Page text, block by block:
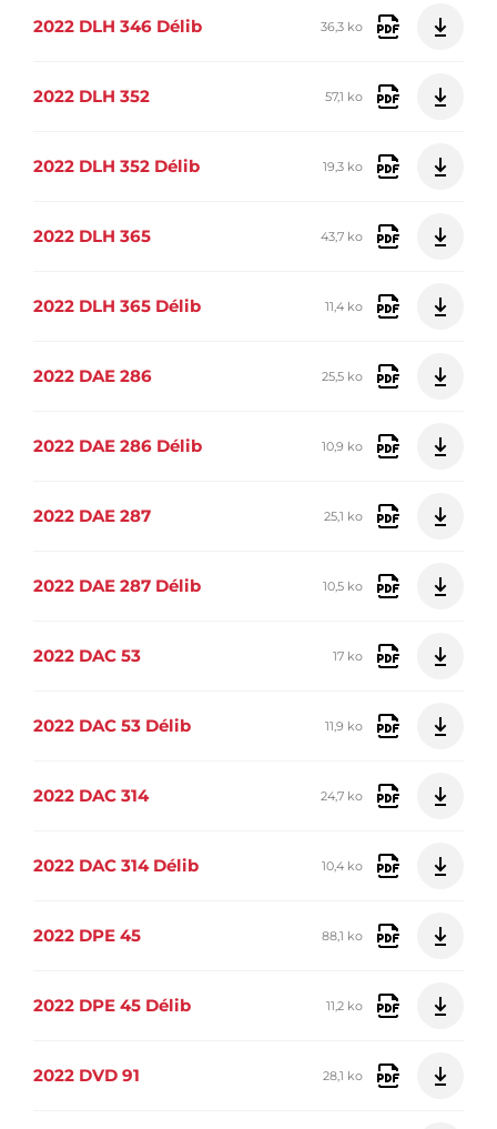
2022 DLH 346 Délib 36,3 ko
2022 DLH 352 57,1 ko
2022 DLH 352 Délib 19,3 ko
2022 DLH 365 43,7 ko
2022 DLH 365 Délib 11,4 ko
2022 DAE 286 25,5 ko
2022 DAE 286 Délib 10,9 ko
2022 DAE 287 25,1 ko
2022 DAE 287 Délib 10,5 ko
2022 DAC 53 17 ko
2022 DAC 53 Délib 11,9 ko
2022 DAC 314 24,7 ko
2022 DAC 314 Délib 10,4 ko
2022 DPE 45 88,1 ko
2022 DPE 45 Délib 11,2 ko
2022 DVD 91 28,1 ko